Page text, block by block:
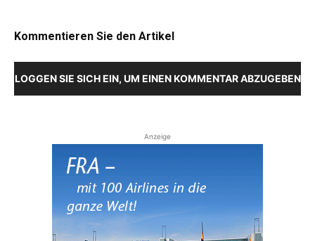
Kommentieren Sie den Artikel
LOGGEN SIE SICH EIN, UM EINEN KOMMENTAR ABZUGEBEN
Anzeige